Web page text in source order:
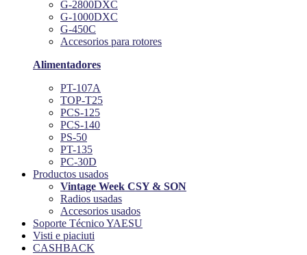
G-2800DXC
G-1000DXC
G-450C
Accesorios para rotores
Alimentadores
PT-107A
TOP-T25
PCS-125
PCS-140
PS-50
PT-135
PC-30D
Productos usados
Vintage Week CSY & SON
Radios usadas
Accesorios usados
Soporte Técnico YAESU
Visti e piaciuti
CASHBACK